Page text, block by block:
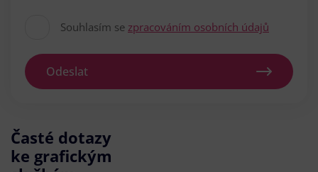
Souhlasím se zpracováním osobních údajů
Odeslat
Časté dotazy
ke grafickým